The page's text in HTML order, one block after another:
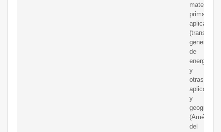
materias
primas),
aplicación
generación
de
energía
y
otras
y
geografía
(América
del